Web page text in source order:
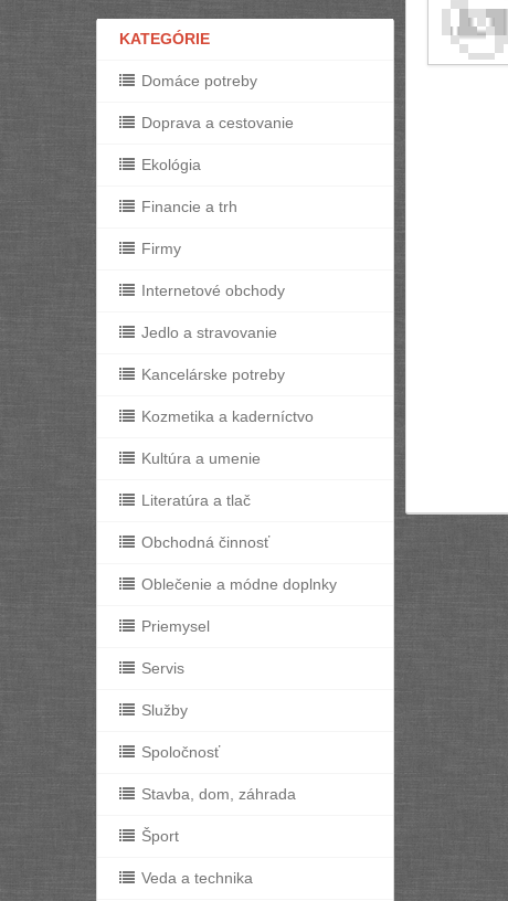
KATEGÓRIE
Domáce potreby
Doprava a cestovanie
Ekológia
Financie a trh
Firmy
Internetové obchody
Jedlo a stravovanie
Kancelárske potreby
Kozmetika a kaderníctvo
Kultúra a umenie
Literatúra a tlač
Obchodná činnosť
Oblečenie a módne doplnky
Priemysel
Servis
Služby
Spoločnosť
Stavba, dom, záhrada
Šport
Veda a technika